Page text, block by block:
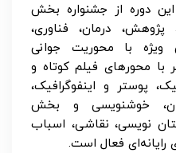
این دوره از جشنواره بخش
درمان، فناوری،
ویژه با محوریت جوانی
محورهای فیلم کوتاه و
پوستر و اینفوگرافیک،
خوشنویسی و بخش
نویسی، نقاشی، اسباب
رایانه‌ای فعال است.